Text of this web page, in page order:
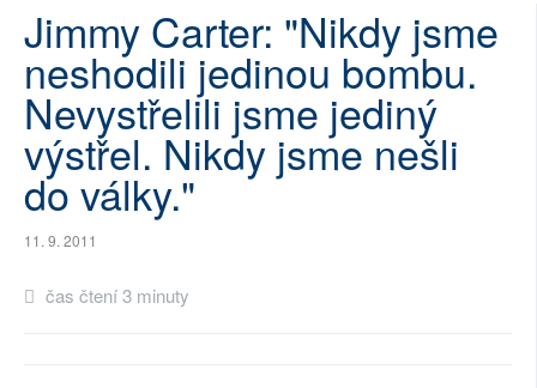
ARCHIV
ROZHOVORY
TÉMATA
NEJČTENĚJŠÍ ZA 7 DNÍ
Jimmy Carter: "Nikdy jsme
neshodili jedinou bombu.
Nevystřelili jsme jediný
výstřel. Nikdy jsme nešli
do války."
11. 9. 2011
čas čtení 3 minuty